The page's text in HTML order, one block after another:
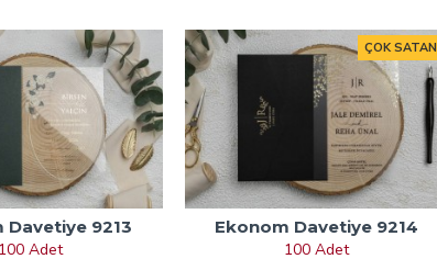
Davetiye 9213
100 Adet
ÇOK SATAN
Ekonom Davetiye 9214
100 Adet